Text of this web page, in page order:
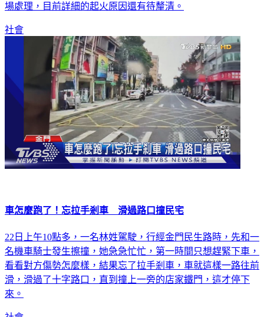
場處理，目前詳細的起火原因還有待釐清。
社會
車怎麼跑了！忘拉手剎車 滑過路口撞民宅
22日上午10點多，一名林姓駕駛，行經金門民生路時，先和一
名機車騎士發生擦撞，她急急忙忙，第一時間只想趕緊下車，
看看對方傷勢怎麼樣，結果忘了拉手剎車，車就這樣一路往前
滑，滑過了十字路口，直到撞上一旁的店家鐵門，這才停下
來。